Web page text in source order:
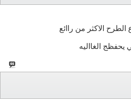
الاكثر من راائع
يحفظج الغااليه